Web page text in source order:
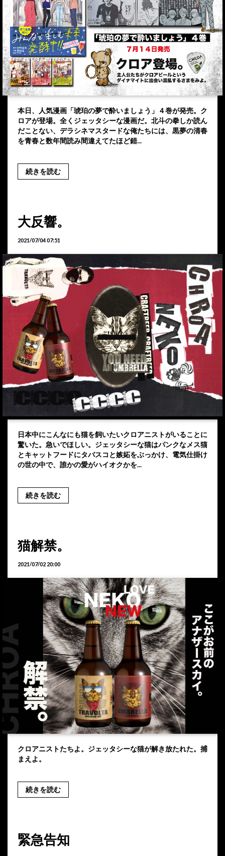
本日、人気漫画「琥珀の夢で酔いましょう」４巻が発売。ク
ロアが登場。全くジェッタシーな漫画だ。北斗の拳しか読ん
だことない、デラシネマスタードな俺たちには、黒夢の清春
を青春と数年間読み間違えてたほど錯...
続きを読む
大反響。
2021/07/04 07:51
日本中にこんなにも猫を飼いたいクロアニストがいることに
驚いた。急いでほしい。ジェッタシーな猫はパンクなメス猫
とキャットフードにタバスコと嫉妬をぶっかけ、電気仕掛け
の世の中で、誰かの愛がハイオクかを...
続きを読む
猫解禁。
2021/07/02 20:00
クロアニストたちよ。ジェッタシーな猫が解き放たれた。捕
まえよ。
続きを読む
緊急告知